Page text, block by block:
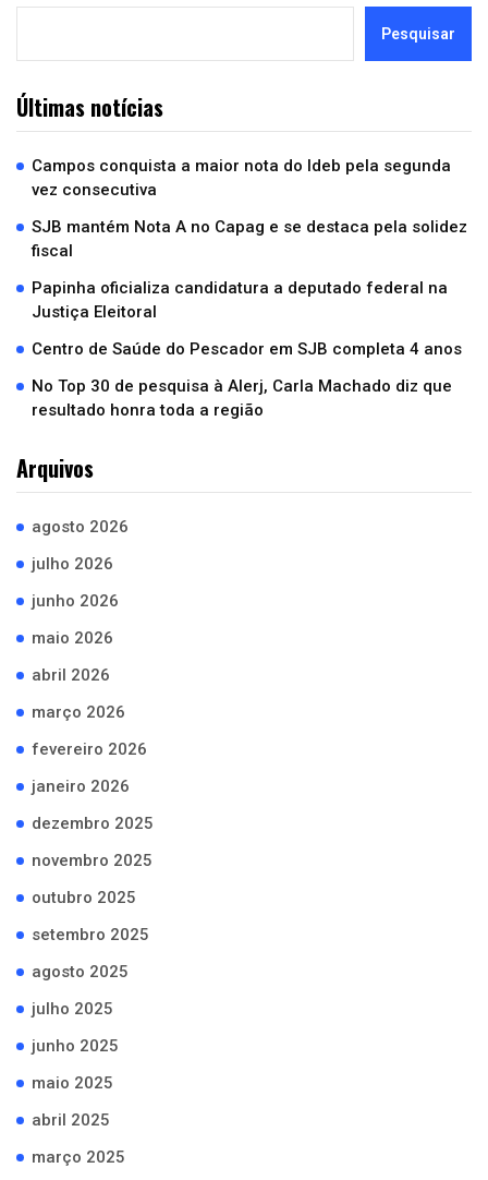
Pesquisar
Últimas notícias
Campos conquista a maior nota do Ideb pela segunda
vez consecutiva
SJB mantém Nota A no Capag e se destaca pela solidez
fiscal
Papinha oficializa candidatura a deputado federal na
Justiça Eleitoral
Centro de Saúde do Pescador em SJB completa 4 anos
No Top 30 de pesquisa à Alerj, Carla Machado diz que
resultado honra toda a região
Arquivos
agosto 2026
julho 2026
junho 2026
maio 2026
abril 2026
março 2026
fevereiro 2026
janeiro 2026
dezembro 2025
novembro 2025
outubro 2025
setembro 2025
agosto 2025
julho 2025
junho 2025
maio 2025
abril 2025
março 2025